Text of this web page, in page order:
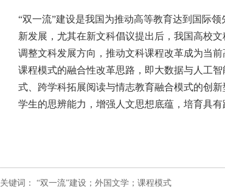
“双一流”建设是我国为推动高等教育达到国际
新发展，尤其在新文科倡议提出后，我国高校
调整文科发展方向，推动文科课程改革成为当
课程模式的融合性改革思路，即大数据与人工
式、跨学科拓展阅读与情志教育融合模式的创
学生的思辨能力，增强人文思想底蕴，培育具有
关键词： “双一流”建设；外国文学；课程模式